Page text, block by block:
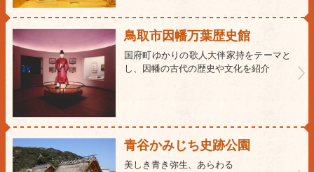
鳥取市因幡万葉歴史館
国府町ゆかりの歌人大伴家持をテーマと
し、因幡の古代の歴史や文化を紹介
青谷かみじち史跡公園
美しき青き弥生、あらわる